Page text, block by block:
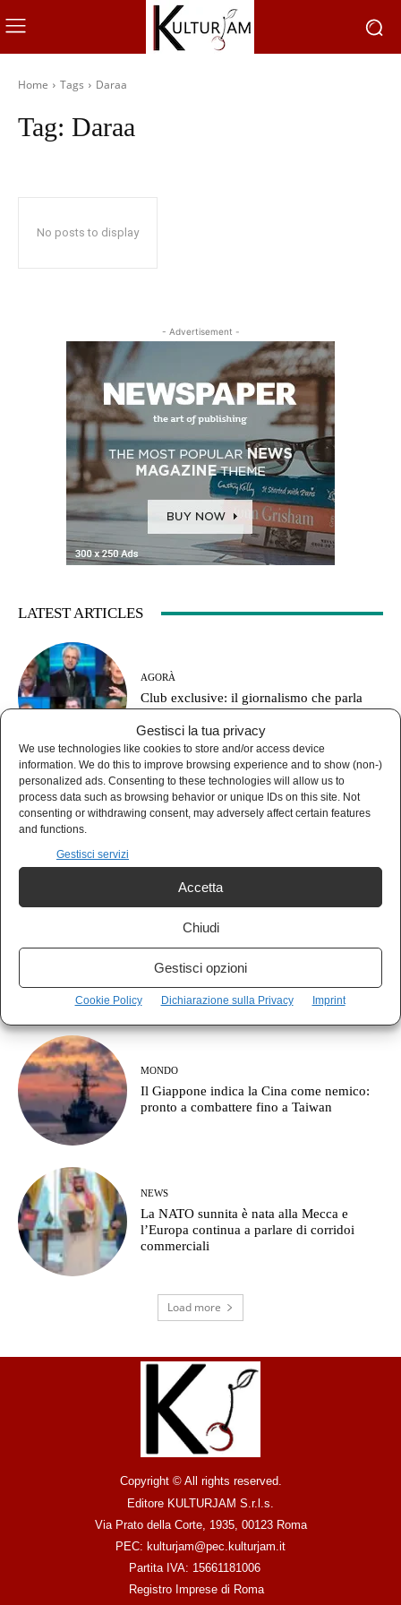
Gestisci la tua privacy
We use technologies like cookies to store and/or access device
information. We do this to improve browsing experience and to show (non-)
personalized ads. Consenting to these technologies will allow us to
process data such as browsing behavior or unique IDs on this site. Not
consenting or withdrawing consent, may adversely affect certain features
and functions.
Gestisci servizi
Accetta
Chiudi
Gestisci opzioni
Cookie Policy Dichiarazione sulla Privacy Imprint
Home Tags Daraa
Tag: Daraa
No posts to display
- Advertisement -
LATEST ARTICLES
AGORÀ
Club exclusive: il giornalismo che parla
solo con sé stesso
Cos’è l’approccio clausewitziano in
geopolitica?
MONDO
Il Giappone indica la Cina come nemico:
pronto a combattere fino a Taiwan
NEWS
La NATO sunnita è nata alla Mecca e
l’Europa continua a parlare di corridoi
commerciali
Load more
Copyright © All rights reserved.
Editore KULTURJAM S.r.l.s.
Via Prato della Corte, 1935, 00123 Roma
PEC: kulturjam@pec.kulturjam.it
Partita IVA: 15661181006
Registro Imprese di Roma